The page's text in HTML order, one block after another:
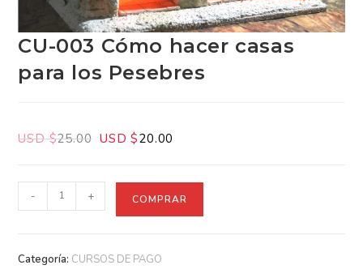
CU-003 Cómo hacer casas
para los Pesebres
USD $25.00 USD $20.00
- + COMPRAR
Categoría: CURSOS DE PAGO